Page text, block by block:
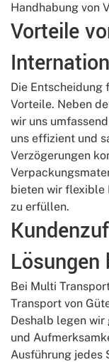
Handhabung von
Vorteile
Die Entscheidung
Vorteile. Neben
wir uns
uns effizient und
Verzögerungen
bieten wir flexible
zu erfüllen.
Bei Multi
Transport von
Deshalb legen
und
Ausführung jedes